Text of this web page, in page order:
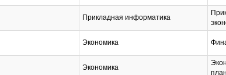
Прикладная информатика
Экономика
Экономика